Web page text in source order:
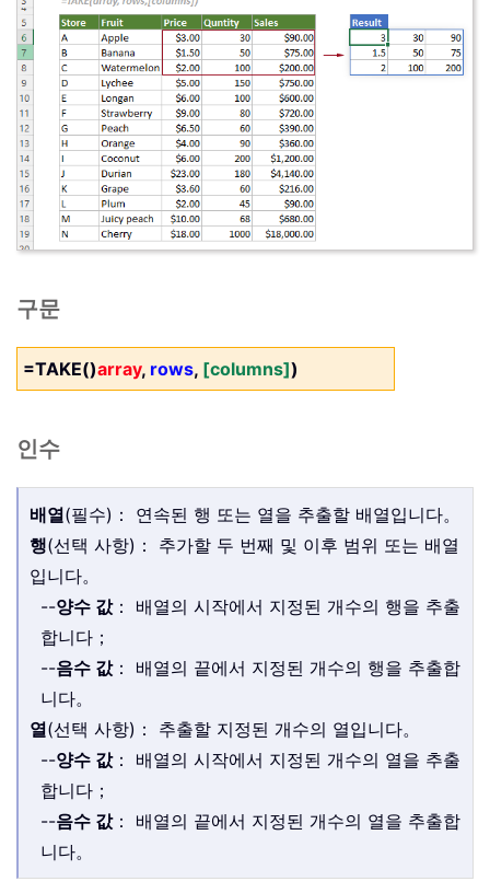
구문
=TAKE()array, rows, [columns])
인수
배열(필수)： 연속된 행 또는 열을 추출할 배열입니다。
행(선택 사항)： 추가할 두 번째 및 이후 범위 또는 배열
입니다。
--양수 값： 배열의 시작에서 지정된 개수의 행을 추출
합니다；
--음수 값： 배열의 끝에서 지정된 개수의 행을 추출합
니다。
열(선택 사항)： 추출할 지정된 개수의 열입니다。
--양수 값： 배열의 시작에서 지정된 개수의 열을 추출
합니다；
--음수 값： 배열의 끝에서 지정된 개수의 열을 추출합
니다。